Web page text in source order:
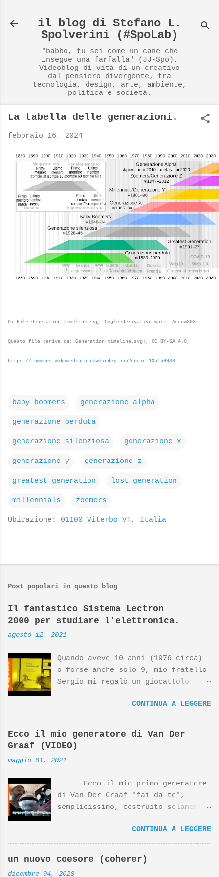
il blog di Stefano L.
Spolverini (#SpoLab)
"babbo, tu sei come un cane che
insegue una farfalla" (JJ-Spo).
Videoblog di vita di un creativo
dal pensiero divergente, tra
tecnologia, design, arte, ambiente,
politica e società.
La tabella delle generazioni.
febbraio 16, 2024
Di File:Generation timeline.svg: Cmgleederivative work: Arrow303 -
Questo file deriva da: Generation timeline.svg:, CC BY-SA 4.0,
https://commons.wikimedia.org/w/index.php?curid=135159938
baby boomers generazione alpha
generazione perduta
generazione silenziosa generazione x
generazione y generazione z
greatest generation lost generation
millennials zoomers
Ubicazione: 01100 Viterbo VT, Italia
Post popolari in questo blog
Il fantastico Sistema Lectron
2000 per studiare l'elettronica.
agosto 12, 2021
Quando avevo 10 anni (1976 circa)
o forse anche solo 9, mio fratello
Sergio mi regalò un giocattolo
sistema per studiare l'elettronica
giocando. Nato dalla mente
geniale di Georghe Gregor e dal
design di Dieter Rams (top
designer della Braun) questo
prodotto si è meritato negli anni
prodotto Lectron 2000, insieme ad
altri prodotti Braun disegnati da
Dieter Rams, sono esposti al MoMa
su YouTube, ne parlò anni fa
Massimo Banzi, il papà del
progetto Arduino, in questo video:
CONTINUA A LEGGERE
Ecco il mio generatore di Van Der
Graaf (VIDEO)
maggio 01, 2021
Ecco il mio primo generatore
di Van Der Graaf "fai da te",
semplicissimo, costruito solamente
per la sfera del collettore
costruita utilizzandodue stampini
per zuccotto opportunamente
privati del bordino. Per il
CONTINUA A LEGGERE
un nuovo coesore (coherer)
dicembre 04, 2020